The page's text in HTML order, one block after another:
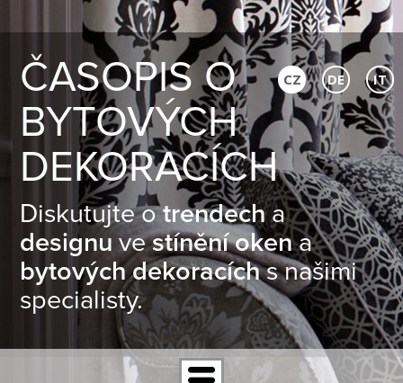
ČASOPIS O
BYTOVÝCH
DEKORACÍCH
Diskutujte otrendecha
designuvestínění okena
bytových dekoracíchs našimi
specialisty.
CZ DE IT